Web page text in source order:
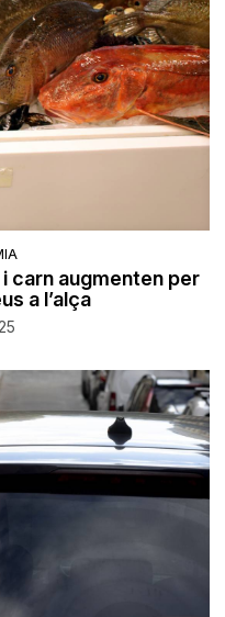
carn augmenten per
a l’alça